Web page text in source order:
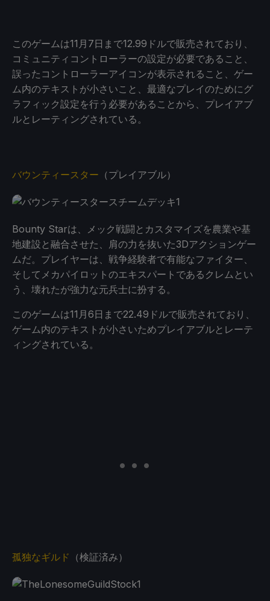
このゲームは11月7日まで12.99ドルで販売されており、
コミュニティコントローラーの設定が必要であること、
誤ったコントローラーアイコンが表示されること、ゲー
ム内のテキストが小さいこと、最適なプレイのためにグ
ラフィック設定を行う必要があることから、プレイアブ
ルとレーティングされている。
バウンティースター （プレイアブル）
Bounty Starは、メック戦闘とカスタマイズを農業や基
地建設と融合させた、肩の力を抜いた3Dアクションゲー
ムだ。プレイヤーは、戦争経験者で有能なファイター、
そしてメカパイロットのエキスパートであるクレムとい
う、壊れたが強力な元兵士に扮する。
このゲームは11月6日まで22.49ドルで販売されており、
ゲーム内のテキストが小さいためプレイアブルとレーテ
ィングされている。
孤独なギルド （検証済み）